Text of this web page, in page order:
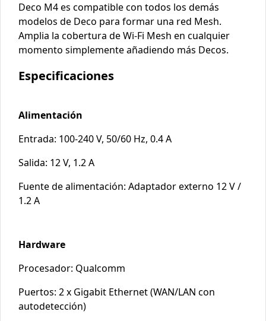
Deco M4 es compatible con todos los demás
modelos de Deco para formar una red Mesh.
Amplia la cobertura de Wi-Fi Mesh en cualquier
momento simplemente añadiendo más Decos.
Especificaciones
Alimentación
Entrada: 100-240 V, 50/60 Hz, 0.4 A
Salida: 12 V, 1.2 A
Fuente de alimentación: Adaptador externo 12 V /
1.2 A
Hardware
Procesador: Qualcomm
Puertos: 2 x Gigabit Ethernet (WAN/LAN con
autodetección)